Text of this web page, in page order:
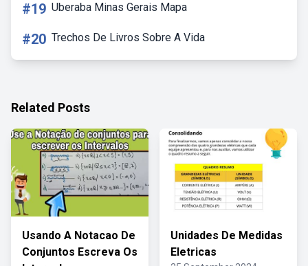
#19 Uberaba Minas Gerais Mapa
#20 Trechos De Livros Sobre A Vida
Related Posts
Usando A Notacao De
Conjuntos Escreva Os
Unidades De Medidas
Eletricas